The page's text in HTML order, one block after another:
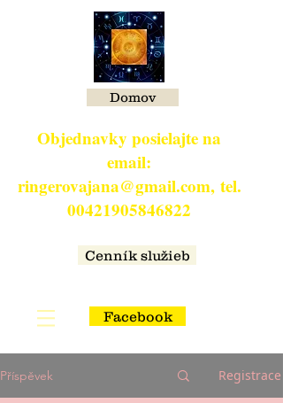
Domov
Objednavky posielajte na
email:
ringerovajana@gmail.com, tel.
00421905846822
Cenník služieb
Facebook
Příspěvek Registrace